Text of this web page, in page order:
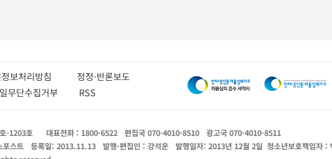
정보처리방침 정정·반론보도
무단수집거부 RSS
-1203호 대표전화 : 1800-6522 편집국 070-4010-8510
광고국 070-4010-8511
포스트 등록일: 2013.11.13 발행·편집인 : 강석운 발행일자: 2013년 12월 2일 청소년보호책임자 :